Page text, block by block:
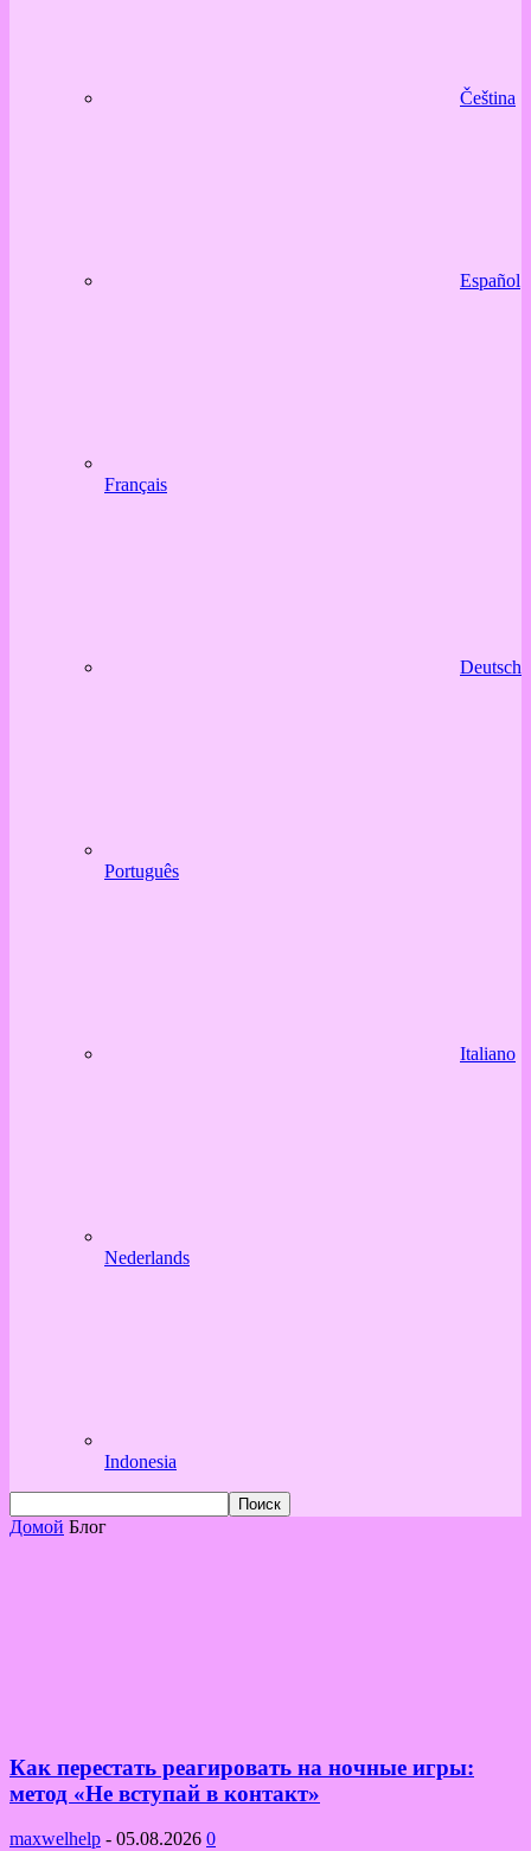
Čeština
Español
Français
Deutsch
Português
Italiano
Nederlands
Indonesia
Домой Блог
Как перестать реагировать на ночные игры:
метод «Не вступай в контакт»
maxwelhelp - 05.08.2026 0